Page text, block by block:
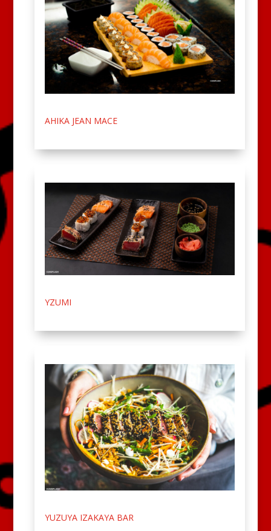
AHIKA JEAN MACE
YZUMI
YUZUYA IZAKAYA BAR